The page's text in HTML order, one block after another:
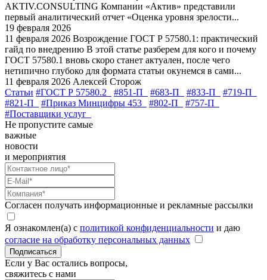
AKTIV.CONSULTING Компании «Актив» представили
первый аналитический отчет «Оценка уровня зрелости...
19 февраля 2026
11 февраля 2026 Возрождение ГОСТ Р 57580.1: практический
гайд по внедрению В этой статье разберем для кого и почему
ГОСТ 57580.1 вновь скоро станет актуален, после чего
нетипично глубоко для формата статьи окунемся в сами...
11 февраля 2026 Алексей Сторож
Статьи #ГОСТ Р 57580.2 #851-П #683-П #833-П
#719-П
#821-П
#Приказ Минцифры 453 #802-П
#757-П
#Поставщики услуг
Не пропустите самые
важные
новости
и мероприятия
Согласен получать информационные и рекламные рассылки
Я ознакомлен(а) с политикой конфиденциальности и даю
согласие на обработку персональных данных
Подписаться
Если у Вас остались вопросы,
свяжитесь с нами